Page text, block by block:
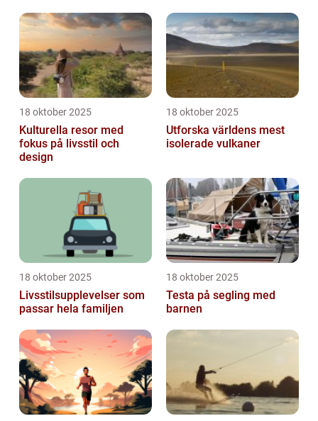
18 oktober 2025
Kulturella resor med
fokus på livsstil och
design
18 oktober 2025
Utforska världens mest
isolerade vulkaner
18 oktober 2025
Livsstilsupplevelser som
passar hela familjen
18 oktober 2025
Testa på segling med
barnen